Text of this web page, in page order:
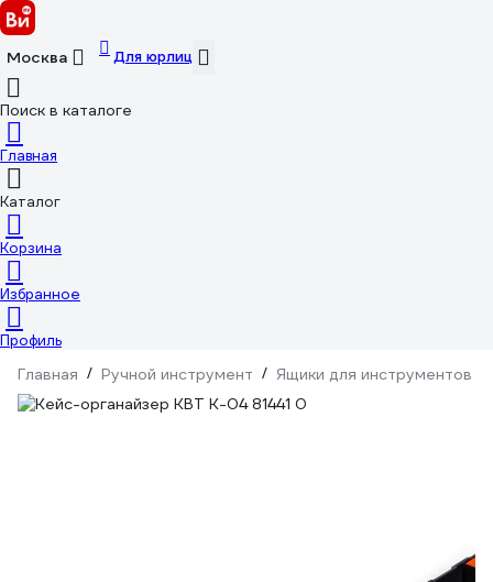
Москва Для юрлиц
Поиск в каталоге
Главная
Каталог
Корзина
Избранное
Профиль
Главная / Ручной инструмент / Ящики для инструментов